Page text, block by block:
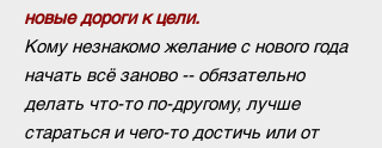
новые дороги к цели.
Кому незнакомо желание с нового года
начать всё заново -- обязательно
делать что-то по-другому, лучше
стараться и чего-то достичь или от